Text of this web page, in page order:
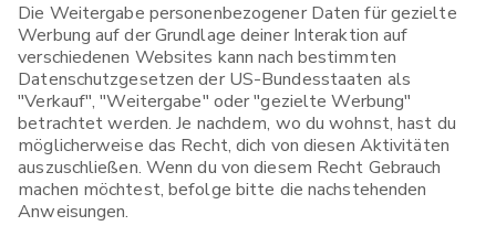
Die Weitergabe personenbezogener Daten für gezielte
Werbung auf der Grundlage deiner Interaktion auf
verschiedenen Websites kann nach bestimmten
Datenschutzgesetzen der US-Bundesstaaten als
"Verkauf", "Weitergabe" oder "gezielte Werbung"
betrachtet werden. Je nachdem, wo du wohnst, hast du
möglicherweise das Recht, dich von diesen Aktivitäten
auszuschließen. Wenn du von diesem Recht Gebrauch
machen möchtest, befolge bitte die nachstehenden
Anweisungen.